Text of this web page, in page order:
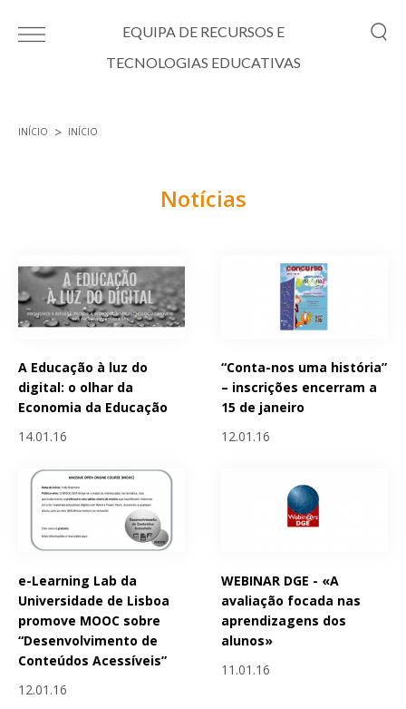
EQUIPA DE RECURSOS E
TECNOLOGIAS EDUCATIVAS
INÍCIO INÍCIO
Notícias
A Educação à luz do
digital: o olhar da
Economia da Educação
14.01.16
“Conta-nos uma história”
– inscrições encerram a
15 de janeiro
12.01.16
e-Learning Lab da
Universidade de Lisboa
promove MOOC sobre
“Desenvolvimento de
Conteúdos Acessíveis”
12.01.16
WEBINAR DGE - «A
avaliação focada nas
aprendizagens dos
alunos»
11.01.16
Páginas